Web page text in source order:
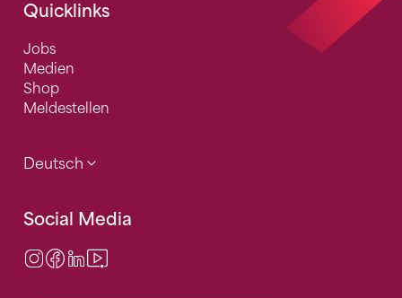
Quicklinks
Jobs
Medien
Shop
Meldestellen
Deutsch
Social Media
Instagram
Facebook
LinkedIn